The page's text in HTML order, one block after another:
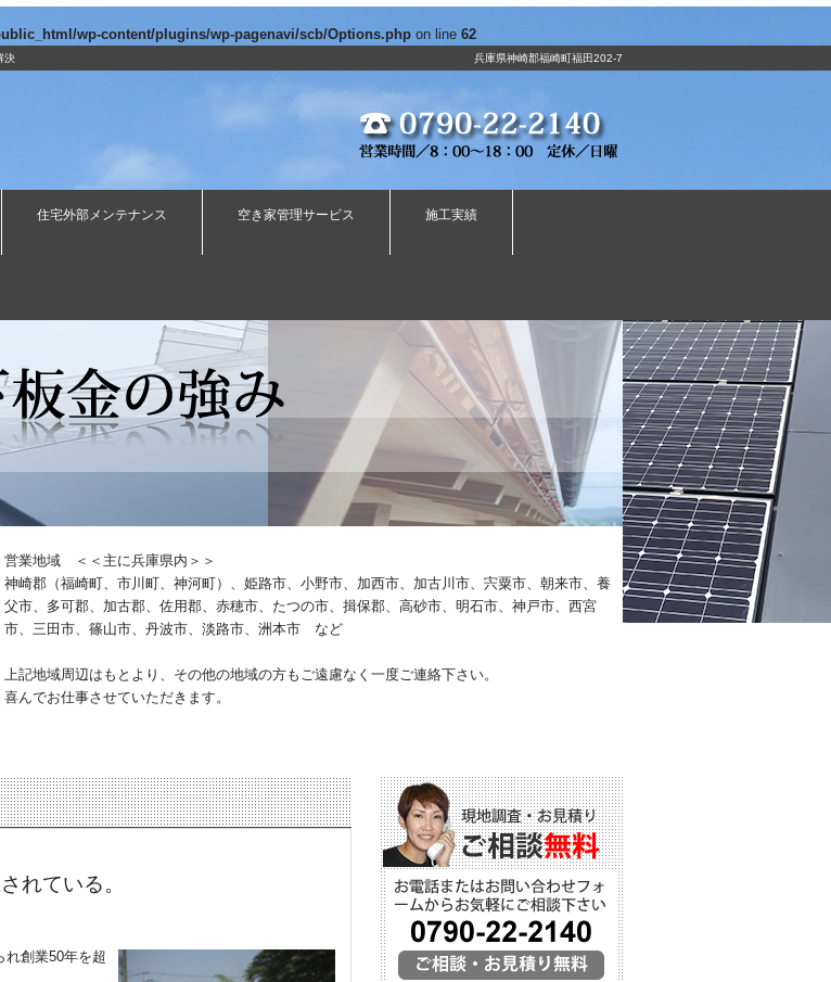
wp-content/plugins/wp-pagenavi/scb/Options.php on line 62
決 兵庫県神崎郡福崎町福田202-7
住宅外部メンテナンス 空き家管理サービス 施工実績
営業地域 ＜＜主に兵庫県内＞＞
神崎郡（福崎町、市川町、神河町）、姫路市、小野市、加西市、加古川市、宍粟市、朝来市、養
父市、多可郡、加古郡、佐用郡、赤穂市、たつの市、揖保郡、高砂市、明石市、神戸市、西宮
市、三田市、篠山市、丹波市、淡路市、洲本市 など
上記地域周辺はもとより、その他の地域の方もご遠慮なく一度ご連絡下さい。
喜んでお仕事させていただきます。
れている。
れ創業50年を超